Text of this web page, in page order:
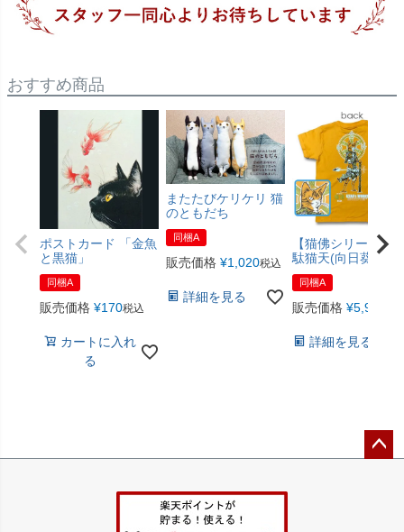
おすすめ商品
ポストカード 「金魚
と黒猫」
同梱A
販売価格 ¥170税込
カートに入れ
る
またたびケリケリ 猫
のともだち
同梱A
販売価格 ¥1,020税込
詳細を見る
【猫佛シリーズ】
駄猫天(向日葵色)
同梱A
販売価格 ¥5,940
詳細を見る